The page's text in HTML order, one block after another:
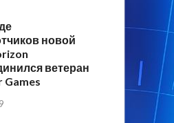
новой
ветеран
Games